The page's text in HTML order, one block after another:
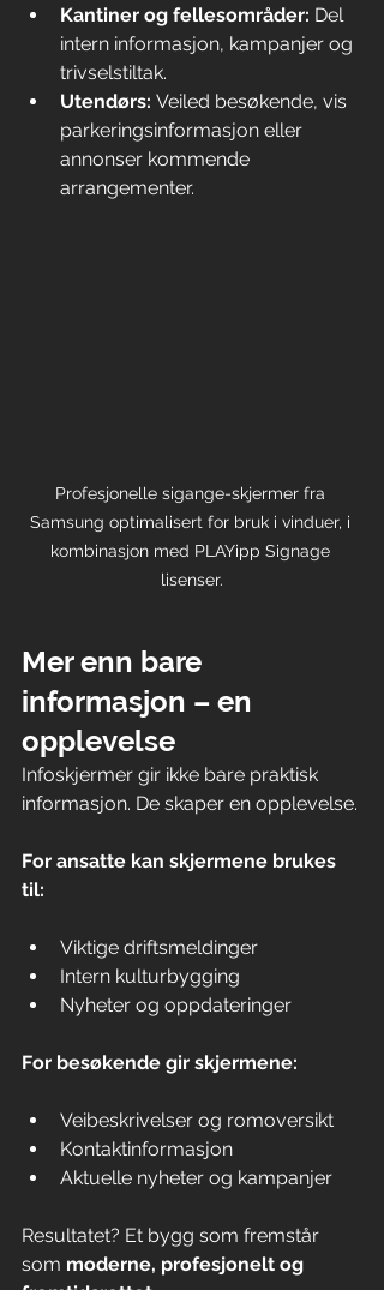
Kantiner og fellesområder: Del
intern informasjon, kampanjer og
trivselstiltak.
Utendørs: Veiled besøkende, vis
parkeringsinformasjon eller
annonser kommende
arrangementer.
Profesjonelle sigange-skjermer fra
Samsung optimalisert for bruk i vinduer, i
kombinasjon med PLAYipp Signage
lisenser.
Mer enn bare
informasjon – en
opplevelse
Infoskjermer gir ikke bare praktisk
informasjon. De skaper en opplevelse.
For ansatte kan skjermene brukes
til:
Viktige driftsmeldinger
Intern kulturbygging
Nyheter og oppdateringer
For besøkende gir skjermene:
Veibeskrivelser og romoversikt
Kontaktinformasjon
Aktuelle nyheter og kampanjer
Resultatet? Et bygg som fremstår
som moderne, profesjonelt og